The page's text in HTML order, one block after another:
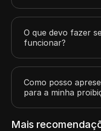
O que devo fazer
funcionar?
Como posso
para a minha
Mais